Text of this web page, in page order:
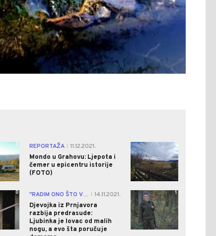
0 REPORTAŽA
11.12.2021.
Mondo u Grahovu: Ljepota i
čemer u epicentru istorije
(FOTO)
0
0 "RADIM ONO ŠTO VOLIM"
14.11.2021.
Djevojka iz Prnjavora
razbija predrasude:
Ljubinka je lovac od malih
nogu, a evo šta poručuje
1